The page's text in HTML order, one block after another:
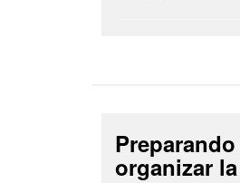
organizar